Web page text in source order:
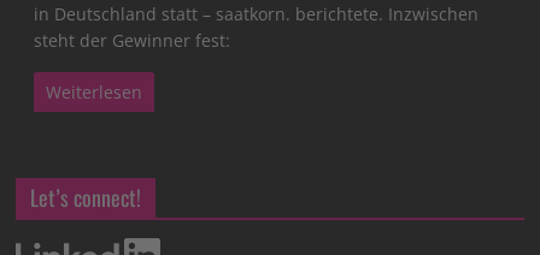
in Deutschland statt – saatkorn. berichtete. Inzwischen
steht der Gewinner fest:
Weiterlesen
Let’s connect!